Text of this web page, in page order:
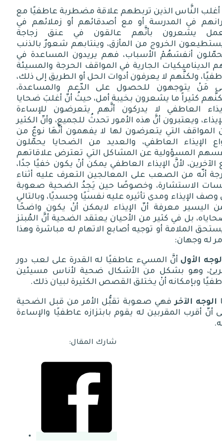
العاطفي ٥: الأمثلة الشائعة للمبتزين عاطفيًا
العاطفي ٦: كيف تتعامل مع الإيذاء العاطفي
العاطفي ٨: كشف الإساءة وتشخيصها
العاطفي ٩: إنهاء الإيذاء العاطفي
العاطفي ١٠: أساليب الإيذاء العاطفي
العاطفي ١١: خطوات للتعافي من الإيذاء العاطفي
العاطفي ١٢: لماذا شاعت الإساءة ؟
العاطفي ١٣: كيف نتعامل مع المبتز ؟
أغلب النَّاس الذين تربطهم علاقة مضطربة عاطفيًا مع
في المدرسة أو مع أصدقائهم أو زملائهم في
يشعرون بأنَّهم عالقون في عنق زجاجة
الخروج من المأزق، وينتابهم شعورٌ بالذنب
أنفسَهُمْ الأسباب، فهم يريدون المساعدة في
الديناميكيات الجارية في المواقف الحرجة والمسيئة
ولكنَّهم لا يعرفون أدوات الحل أو الطريق إلى ذلك،
مَنْ يتوجهون للحصول على الدّعم والمساعدة،
كثيراً ما يشعرون بخيبة أمل، حيثُ أنّ أغلبَ ضحايا
العاطفي لا يدركون أنَّهم يتعرضون للإساءة
ويعتبرون أنَّ هذه الأمور تحدثُ للجميع، وأنّ الكثير
المواقف التي يتعرضون لها لا يفهمون أنَّهَا نوعٌ من
الإيذاء العاطفي، والعديد من الضحايا يحمّلون
المسؤولية عن المشاكل التي تعترض علاقاتهم
الآخرين، لأنَّ الإيذاء العاطفي يمكن أنْ يكون خفيًا جدًا،
أنّه من الصعب على المعالجين التعرف عليه أثناء
الاستشارة، وخصوصًا حين يَجِدُ الضحية صعوبة
وصف الإيذاء ومدى تأثيره عليه نفسيًا وجسديًا، وبالتالي
اليسير معرفة أنّ الإيذاء لايمكن أنْ يكون واضحًا
بل في كثير من الأحيان يعتقد الضحية أنَّ المُبتز
الملامة أو توجيه أصابع الاتهام له مباشرة وهذا
له وجهان:
الأول أنَّ المسيء عاطفيًا له القدرة على لعب دور
وهو بشكل من الأشكال ضحية لأناس مسيئين
وبإمكانه أنْ يختلق القصص الكثيرة لبيان ذلك.
الوجه الآخرفهي صعوبة تقبُّل الأمر من قبل الضحية
أنّ أقرب المقربين له يقوم بابتزازه عاطفيًا والإساءة
.
شارك المقال: